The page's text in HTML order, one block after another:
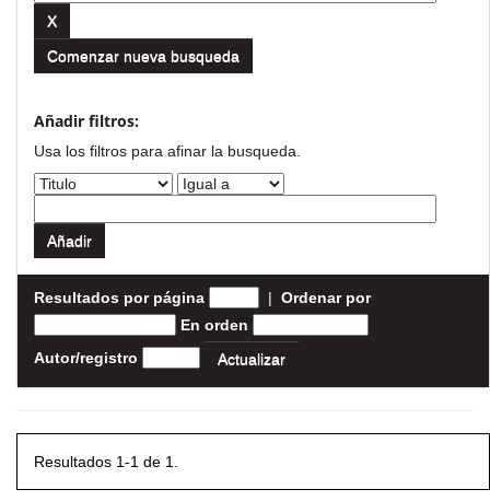
Comenzar nueva busqueda
Añadir filtros:
Usa los filtros para afinar la busqueda.
Resultados por página | Ordenar por
En orden
Autor/registro
Resultados 1-1 de 1.